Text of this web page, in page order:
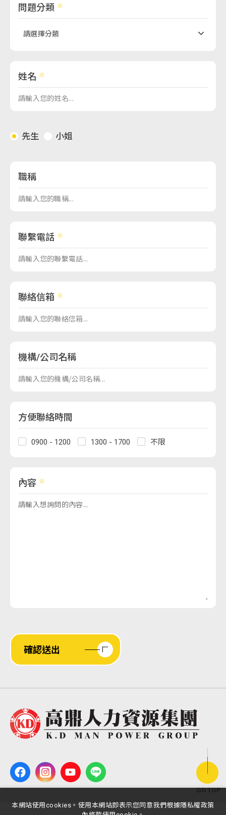
問題分類
姓名
先生 小姐
職稱
聯繫電話
聯絡信箱
機構/公司名稱
方便聯絡時間
0900 - 1200 1300 - 1700 不限
內容
確認送出
GO TOP
本網站使用cookies。使用本網站即表示您同意我們根據隱私權政策